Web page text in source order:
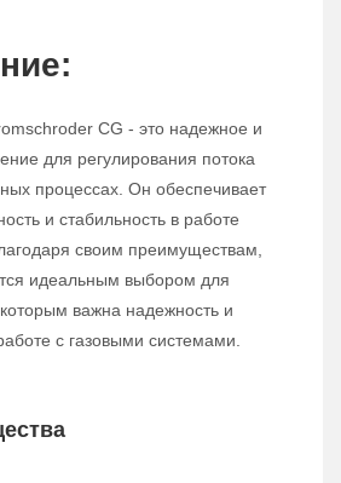
CG - это надежное и
для регулирования потока
процессах. Он обеспечивает
и стабильность в работе
своим преимуществам,
идеальным выбором для
важна надежность и
с газовыми системами.